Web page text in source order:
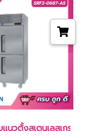
ด 304 [RDS-0685i]
นวตั้งสเตนเลสเกร